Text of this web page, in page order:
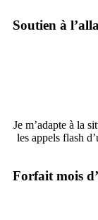
Soutien à
Je m’adapte à la
les appels flash
Forfait mois